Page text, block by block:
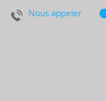
Nous appeler